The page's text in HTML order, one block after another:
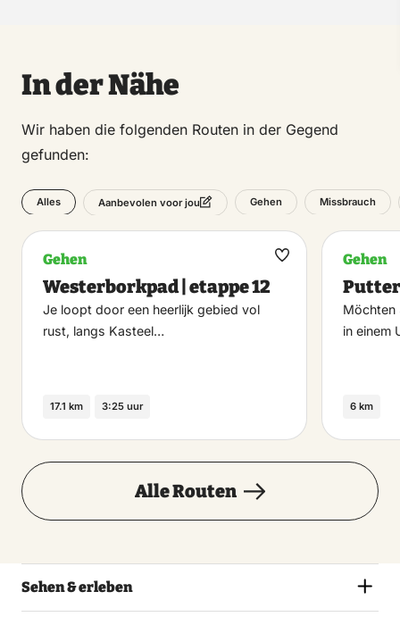
In der Nähe
Wir haben die folgenden Routen in der Gegend
gefunden:
Alles Aanbevolen voor jou Gehen Missbrauch
Gehen
Westerborkpad | etappe 12
Je loopt door een heerlijk gebied vol
rust, langs Kasteel…
17.1 km 3:25 uur
Maak
Gehen
Möchten
in einem
6 km
Alle Routen
Sehen & erleben